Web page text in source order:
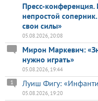
Пресс-
непростой
свои силы»
05.08.2026, 20:08
Мирон Маркевич:
нужно играть»
05.08.2026, 19:44
Луиш Фигу:
1
05.08.2026, 19:20